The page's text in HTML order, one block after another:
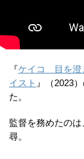
『ケイコ 目を澄
イスト 』（2023
た。
監督を務めたのは
尋。